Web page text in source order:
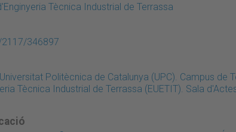
Tècnica Industrial de Terrassa
2117/346897
Politècnica de Catalunya (UPC). Campus de
Tècnica Industrial de Terrassa (EUETIT). Sala